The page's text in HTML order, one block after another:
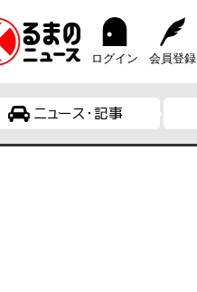
ログイン 会員登録
ニュース・記事